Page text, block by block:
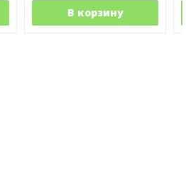
В корзину